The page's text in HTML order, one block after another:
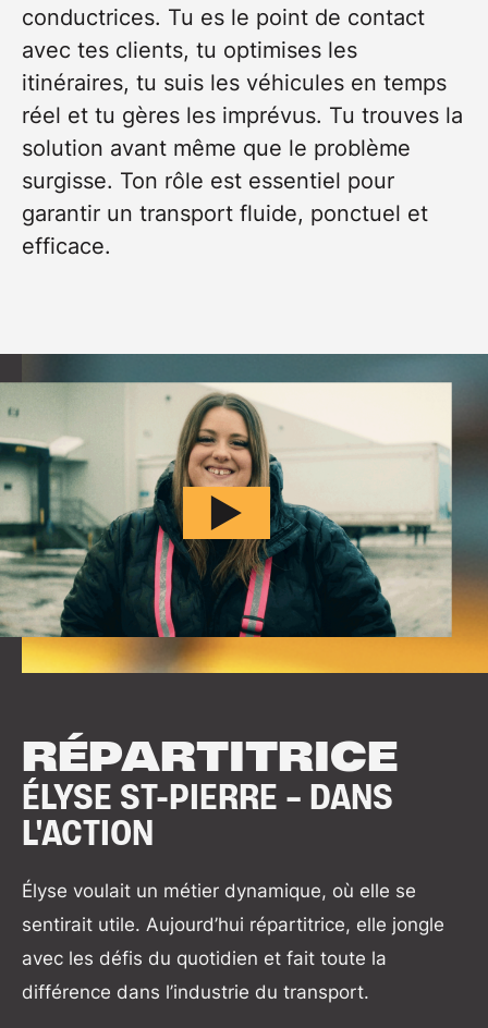
conductrices. Tu es le point de contact
avec tes clients, tu optimises les
itinéraires, tu suis les véhicules en temps
réel et tu gères les imprévus. Tu trouves la
solution avant même que le problème
surgisse. Ton rôle est essentiel pour
garantir un transport fluide, ponctuel et
efficace.
RÉPARTITRICE
ÉLYSE ST-PIERRE – DANS
L'ACTION
Élyse voulait un métier dynamique, où elle se
sentirait utile. Aujourd’hui répartitrice, elle jongle
avec les défis du quotidien et fait toute la
différence dans l’industrie du transport.